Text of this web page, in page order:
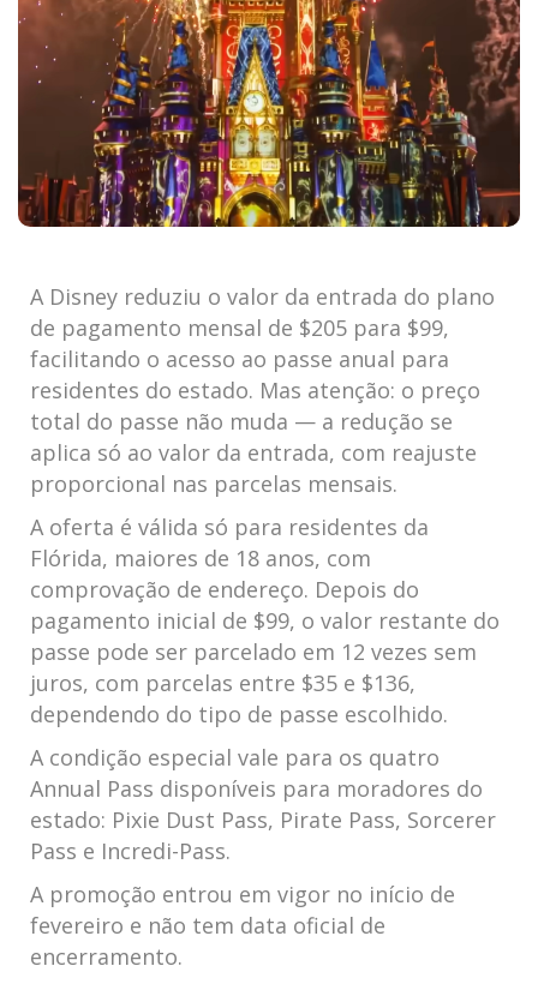
A Disney reduziu o valor da entrada do plano
de pagamento mensal de $205 para $99,
facilitando o acesso ao passe anual para
residentes do estado. Mas atenção: o preço
total do passe não muda — a redução se
aplica só ao valor da entrada, com reajuste
proporcional nas parcelas mensais.
A oferta é válida só para residentes da
Flórida, maiores de 18 anos, com
comprovação de endereço. Depois do
pagamento inicial de $99, o valor restante do
passe pode ser parcelado em 12 vezes sem
juros, com parcelas entre $35 e $136,
dependendo do tipo de passe escolhido.
A condição especial vale para os quatro
Annual Pass disponíveis para moradores do
estado: Pixie Dust Pass, Pirate Pass, Sorcerer
Pass e Incredi-Pass.
A promoção entrou em vigor no início de
fevereiro e não tem data oficial de
encerramento.